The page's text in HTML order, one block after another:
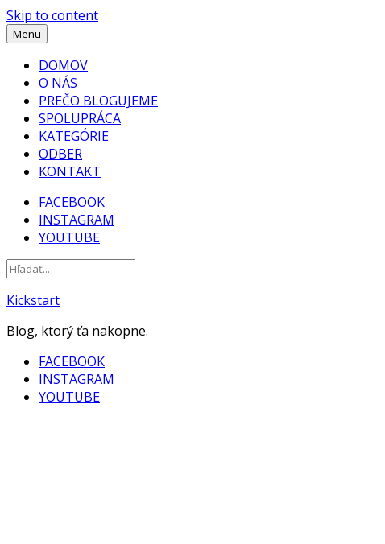
Skip to content
Menu
DOMOV
O NÁS
PREČO BLOGUJEME
SPOLUPRÁCA
KATEGÓRIE
ODBER
KONTAKT
FACEBOOK
INSTAGRAM
YOUTUBE
Kickstart
Blog, ktorý ťa nakopne.
FACEBOOK
INSTAGRAM
YOUTUBE